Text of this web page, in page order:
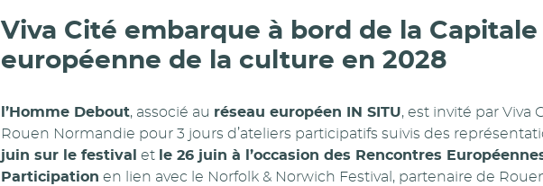
Viva Cité embarque à bord de la Capitale
européenne de la culture en 2028
l’Homme Debout, associé au réseau européen IN SITU, est invité par Viva
Rouen Normandie pour 3 jours d’ateliers participatifs suivis des
juin sur le festival
et le 26 juin à l’occasion des Rencontres
Participation en lien avec le Norfolk & Norwich Festival, partenaire de